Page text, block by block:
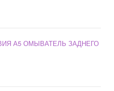
А5 ОМЫВАТЕЛЬ ЗАДНЕГО